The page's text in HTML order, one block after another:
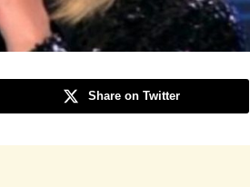
Share on Twitter